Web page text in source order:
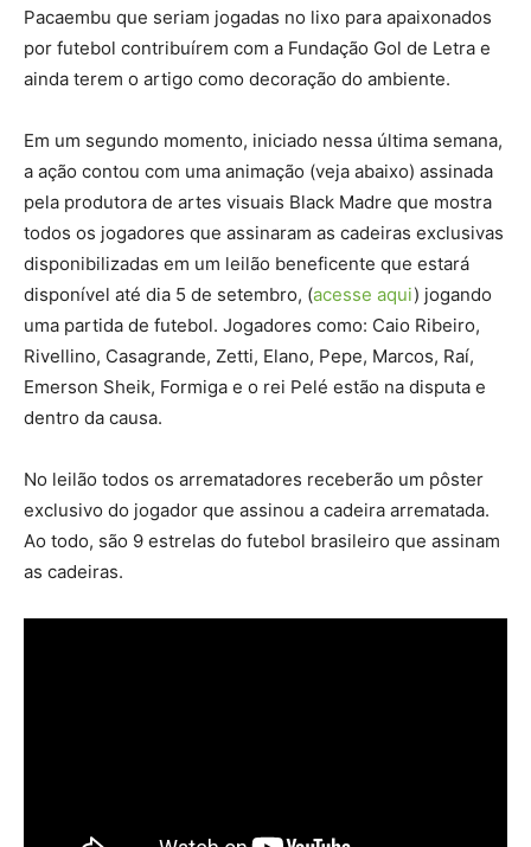
Pacaembu que seriam jogadas no lixo para apaixonados
por futebol contribuírem com a Fundação Gol de Letra e
ainda terem o artigo como decoração do ambiente.
Em um segundo momento, iniciado nessa última semana,
a ação contou com uma animação (veja abaixo) assinada
pela produtora de artes visuais Black Madre que mostra
todos os jogadores que assinaram as cadeiras exclusivas
disponibilizadas em um leilão beneficente que estará
disponível até dia 5 de setembro, (acesse aqui) jogando
uma partida de futebol. Jogadores como: Caio Ribeiro,
Rivellino, Casagrande, Zetti, Elano, Pepe, Marcos, Raí,
Emerson Sheik, Formiga e o rei Pelé estão na disputa e
dentro da causa.
No leilão todos os arrematadores receberão um pôster
exclusivo do jogador que assinou a cadeira arrematada.
Ao todo, são 9 estrelas do futebol brasileiro que assinam
as cadeiras.